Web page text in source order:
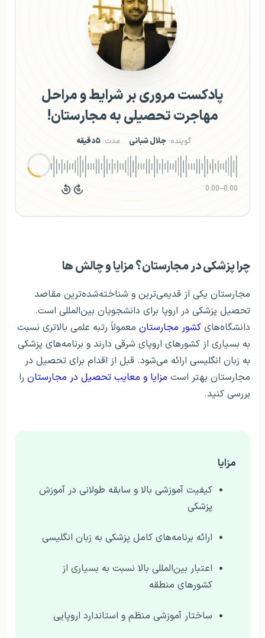
پادکست مروری بر شرایط و مراحل
مهاجرت تحصیلی به مجارستان!
گوینده: جلال شبانی مدت: ۵دقیقه
0:00
–
0:00
چرا پزشکی در مجارستان؟ مزایا و چالش‌ ها
مجارستان یکی از قدیمی‌ترین و شناخته‌شده‌ترین مقاصد
تحصیل پزشکی در اروپا برای دانشجویان بین‌المللی است.
دانشگاه‌های کشور مجارستان معمولاً رتبه علمی بالاتری نسبت
به بسیاری از کشورهای اروپای شرقی دارند و برنامه‌های پزشکی
به زبان انگلیسی ارائه می‌شود. قبل از اقدام برای تحصیل در
مجارستان بهتر است مزایا و معایب تحصیل در مجارستان را
بررسی کنید.
مزایا
کیفیت آموزشی بالا و سابقه طولانی در آموزش
پزشکی
ارائه برنامه‌های کامل پزشکی به زبان انگلیسی
اعتبار بین‌المللی بالا نسبت به بسیاری از
کشورهای منطقه
ساختار آموزشی منظم و استاندارد اروپایی